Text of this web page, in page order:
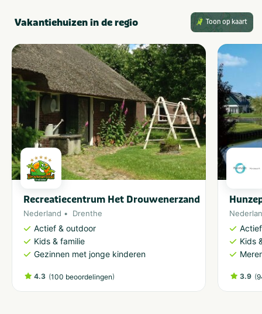
Grootte camping
Vakantiehuizen in de regio Toon op kaart
Recreatiecentrum Het Drouwenerzand
Nederland Drenthe
Actief & outdoor
Kids & familie
Gezinnen met jonge kinderen
4.3 (100 beoordelingen)
Kids
3.9 (